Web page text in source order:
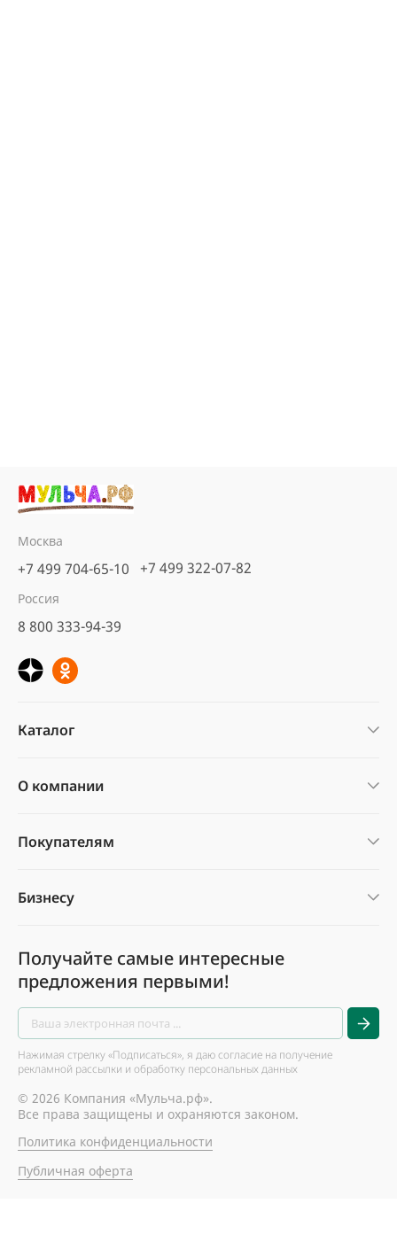
Москва
+7 499 704-65-10 +7 499 322-07-82
Россия
8 800 333-94-39
Каталог
О компании
Покупателям
Бизнесу
Получайте самые интересные
предложения первыми!
Нажимая стрелку «Подписаться», я даю согласие на получение
рекламной рассылки и обработку персональных данных
© 2026 Компания «Мульча.рф».
Все права защищены и охраняются законом.
Политика конфиденциальности
Публичная оферта